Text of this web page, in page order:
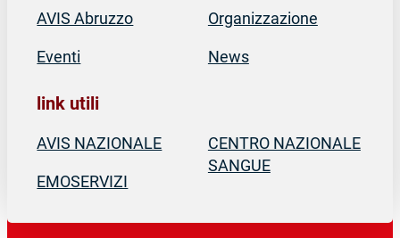
AVIS Abruzzo
Eventi
Organizzazione
News
link utili
AVIS NAZIONALE
EMOSERVIZI
CENTRO NAZIONALE
SANGUE